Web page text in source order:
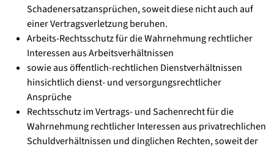
Schadenersatzansprüchen, soweit diese nicht auch auf
einer Vertragsverletzung beruhen.
Arbeits-Rechtsschutz für die Wahrnehmung rechtlicher
Interessen aus Arbeitsverhältnissen
sowie aus öffentlich-rechtlichen Dienstverhältnissen
hinsichtlich dienst- und versorgungsrechtlicher
Ansprüche
Rechtsschutz im Vertrags- und Sachenrecht für die
Wahrnehmung rechtlicher Interessen aus privatrechlichen
Schuldverhältnissen und dinglichen Rechten, soweit der